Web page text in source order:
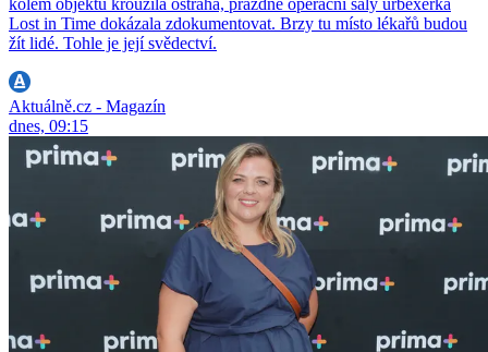
kolem objektu kroužila ostraha, prázdné operační sály urbexerka
Lost in Time dokázala zdokumentovat. Brzy tu místo lékařů budou
žít lidé. Tohle je její svědectví.
Aktuálně.cz - Magazín
dnes, 09:15